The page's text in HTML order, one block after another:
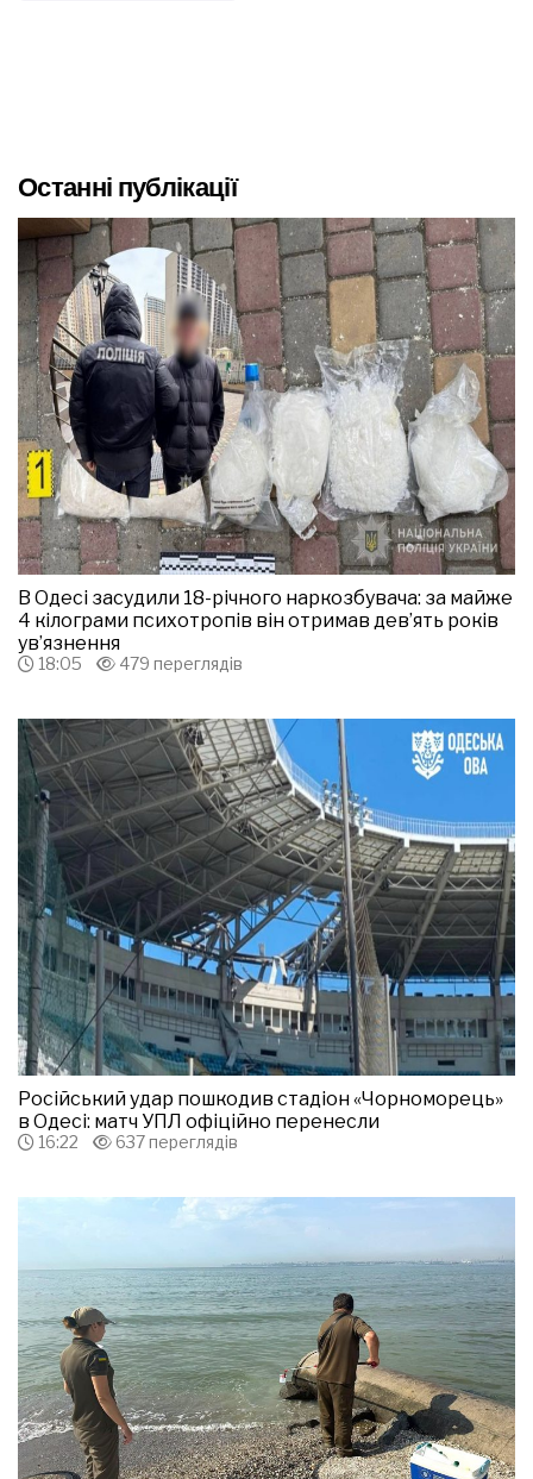
Останні публікації
В Одесі засудили 18-річного наркозбувача: за майже
4 кілограми психотропів він отримав дев’ять років
ув’язнення
18:05 479 переглядів
Російський удар пошкодив стадіон «Чорноморець»
в Одесі: матч УПЛ офіційно перенесли
16:22 637 переглядів